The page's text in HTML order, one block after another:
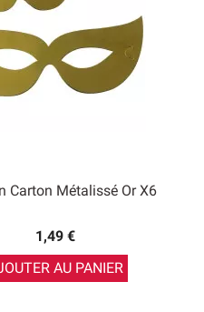
Carton Métalissé Or X6
1,49 €
AU PANIER